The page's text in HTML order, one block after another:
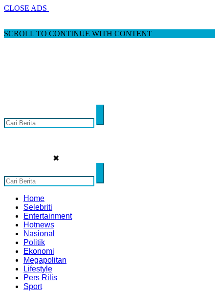
CLOSE ADS
SCROLL TO CONTINUE WITH CONTENT
✖
Home
Selebriti
Entertainment
Hotnews
Nasional
Politik
Ekonomi
Megapolitan
Lifestyle
Pers Rilis
Sport